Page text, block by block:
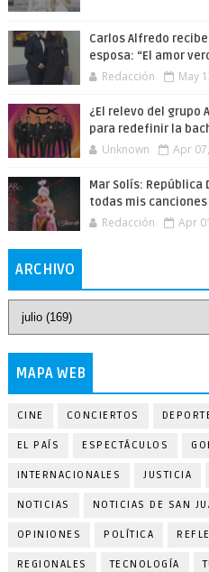
Carlos Alfredo
esposa: “El amor
Redacción May
¿El relevo del grupo
para redefinir la
Unknown Apr
Mar Solís:
todas mis canciones
Redacción Apr
ARCHIVO
MAPA WEB
CINE CONCIERTOS
EL PAÍS ESPECTÁCULOS
INTERNACIONALES JUSTICIA
NOTICIAS NOTICIAS DE SAN
OPINIONES POLÍTICA
REGIONALES TECNOLOGÍA